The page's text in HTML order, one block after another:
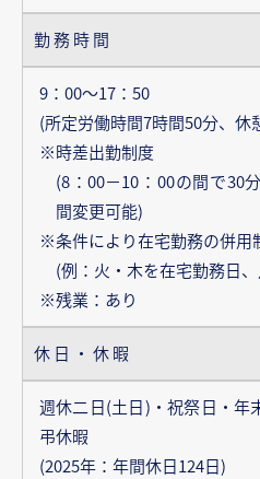
勤務時間
9：00～17：50
(所定労働時間7時間50分、休
※時差出勤制度
(8：00－10：00の間で30
間変更可能)
※条件により在宅勤務の併用
(例：火・木を在宅勤務日
※残業：あり
休日・休暇
週休二日(土日)・祝祭日・年
弔休暇
(2025年：年間休日124日)